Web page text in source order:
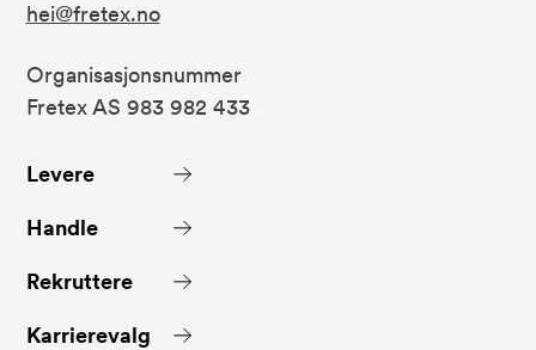
hei@fretex.no
Organisasjonsnummer
Fretex AS 983 982 433
Levere
Handle
Rekruttere
Karrierevalg